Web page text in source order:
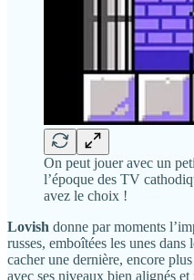
On peut jouer avec un
l’époque des TV
avez le choix !
Lovish donne par moments
russes, emboîtées les unes
cacher une dernière, encore
avec ses niveaux bien alignés